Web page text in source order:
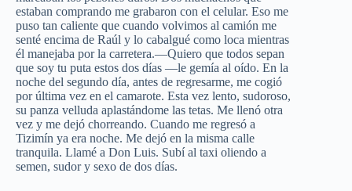
estaban comprando me grabaron con el celular. Eso me
puso tan caliente que cuando volvimos al camión me
senté encima de Raúl y lo cabalgué como loca mientras
él manejaba por la carretera.—Quiero que todos sepan
que soy tu puta estos dos días —le gemía al oído. En la
noche del segundo día, antes de regresarme, me cogió
por última vez en el camarote. Esta vez lento, sudoroso,
su panza velluda aplastándome las tetas. Me llenó otra
vez y me dejó chorreando. Cuando me regresó a
Tizimín ya era noche. Me dejó en la misma calle
tranquila. Llamé a Don Luis. Subí al taxi oliendo a
semen, sudor y sexo de dos días.